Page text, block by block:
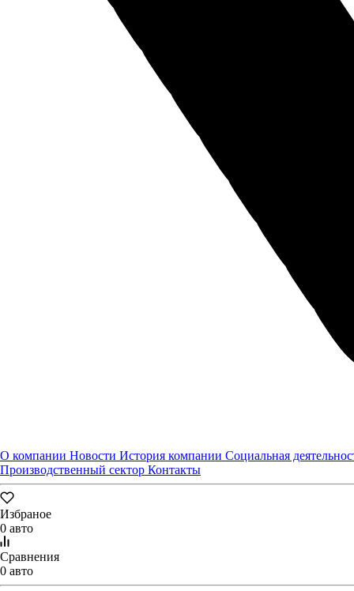
О компании Новости История компании Социальная
Производственный сектор Контакты
Избраное
0 авто
Сравнения
0 авто
Мы уже начали обрабатывать обращение, в ближайшее время